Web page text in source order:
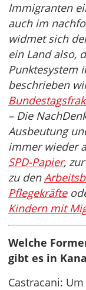
Immigranten
auch im
widmet sich
ein Land also,
Punktesystem
beschrieben
– Die
Ausbeutung
immer wieder
SPD-Papier, zur
zu den
Pflegekräfte
Kindern mit
Welche
gibt es in
Castracani: